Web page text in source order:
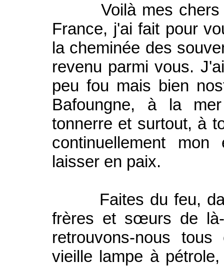
Voilà mes chers
France, j'ai fait pour
la cheminée des
revenu parmi vous.
peu fou mais bien
Bafoungne, à la
tonnerre et surtout, à
continuellement
laisser en paix.
Faites du feu,
frères et sœurs de
retrouvons-nous
vieille lampe à